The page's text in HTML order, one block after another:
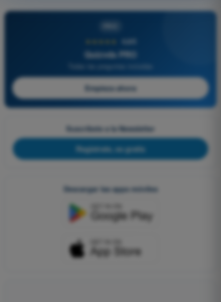
4,6/5
Quizvds PRO
Empieza ahora
Suscríbete a la Newsletter
Regístrate, es gratis
Descargar las apps móviles